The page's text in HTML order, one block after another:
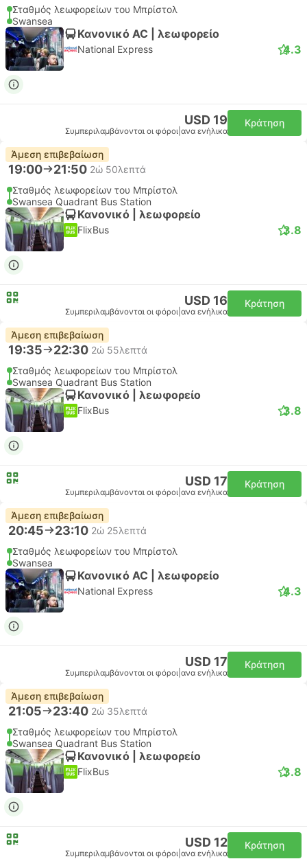
Σταθμός λεωφορείων του Μπρίστολ
Swansea
Κανονικό AC | λεωφορείο
National Express 4.3
USD 19
Συμπεριλαμβάνονται οι φόροι ανα ενήλικα
Κράτηση
Άμεση επιβεβαίωση
19:00 21:50 2ώ 50λεπτά
Σταθμός λεωφορείων του Μπρίστολ
Swansea Quadrant Bus Station
Κανονικό | λεωφορείο
FlixBus 3.8
USD 16
Συμπεριλαμβάνονται οι φόροι ανα ενήλικα
Κράτηση
Άμεση επιβεβαίωση
19:35 22:30 2ώ 55λεπτά
Σταθμός λεωφορείων του Μπρίστολ
Swansea Quadrant Bus Station
Κανονικό | λεωφορείο
FlixBus 3.8
USD 17
Συμπεριλαμβάνονται οι φόροι ανα ενήλικα
Κράτηση
Άμεση επιβεβαίωση
20:45 23:10 2ώ 25λεπτά
Σταθμός λεωφορείων του Μπρίστολ
Swansea
Κανονικό AC | λεωφορείο
National Express 4.3
USD 17
Συμπεριλαμβάνονται οι φόροι ανα ενήλικα
Κράτηση
Άμεση επιβεβαίωση
21:05 23:40 2ώ 35λεπτά
Σταθμός λεωφορείων του Μπρίστολ
Swansea Quadrant Bus Station
Κανονικό | λεωφορείο
FlixBus 3.8
USD 12
Συμπεριλαμβάνονται οι φόροι ανα ενήλικα
Κράτηση